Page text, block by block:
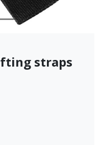
straps